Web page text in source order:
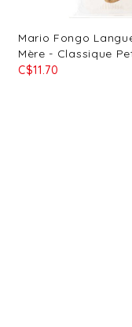
Mario Fongo
Mère - Classique
C$11.70